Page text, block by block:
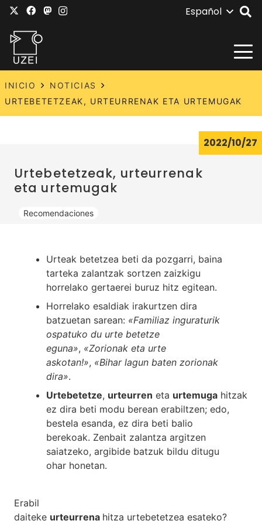
Español
INICIO
NOTICIAS
URTEBETETZEAK, URTEURRENAK ETA URTEMUGAK
Urtebetetzeak, urteurrenak
eta urtemugak
Recomendaciones
2022/10/27
Urteak betetzea beti da pozgarri, baina
tarteka zalantzak sortzen zaizkigu
horrelako gertaerei buruz hitz egitean.
Horrelako esaldiak irakurtzen dira
batzuetan sarean: «Familiaz inguraturik
ospatuko du urte betetze
eguna», «Zorionak eta urte
askotan!», «Bihar lagun baten zorionak
dira».
Urtebetetze, urteurren eta urtemuga hitzak
ez dira beti modu berean erabiltzen; edo,
bestela esanda, ez dira beti balio
berekoak. Zenbait zalantza argitzen
saiatzeko, argibide batzuk bildu ditugu
ohar honetan.
Erabil
daiteke urteurrena hitza urtebetetzea esateko?